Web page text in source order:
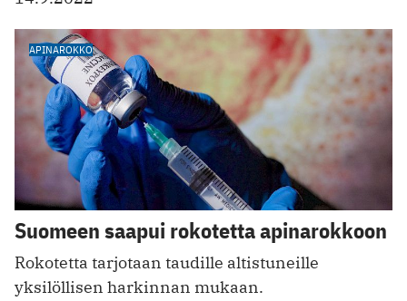
APINAROKKO
Suomeen saapui rokotetta apinarokkoon
Rokotetta tarjotaan taudille altistuneille
yksilöllisen harkinnan mukaan.